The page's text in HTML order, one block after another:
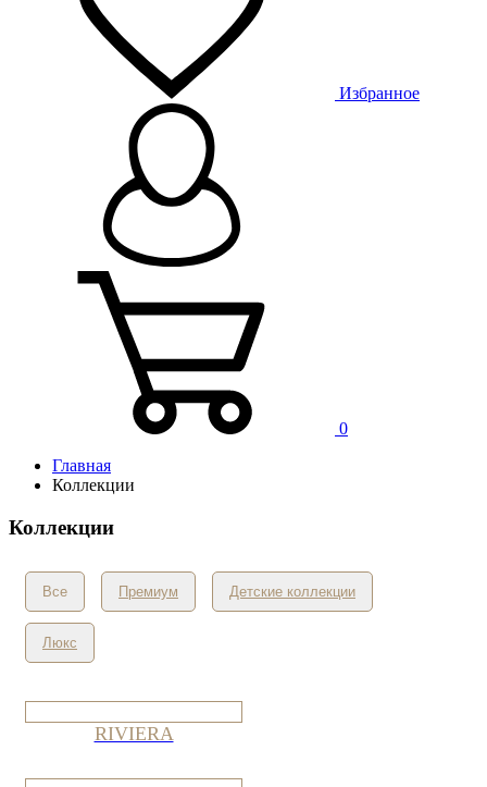
Избранное
0
Главная
Коллекции
Коллекции
Все Премиум Детские коллекции
Люкс
RIVIERA